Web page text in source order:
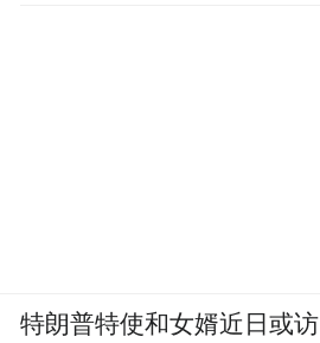
特朗普特使和女婿近日或访